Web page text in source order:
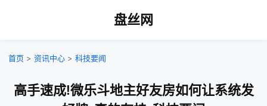
盘丝网
首页 > 资讯中心 > 科技要闻
高手速成!微乐斗地主好友房如何让系统发